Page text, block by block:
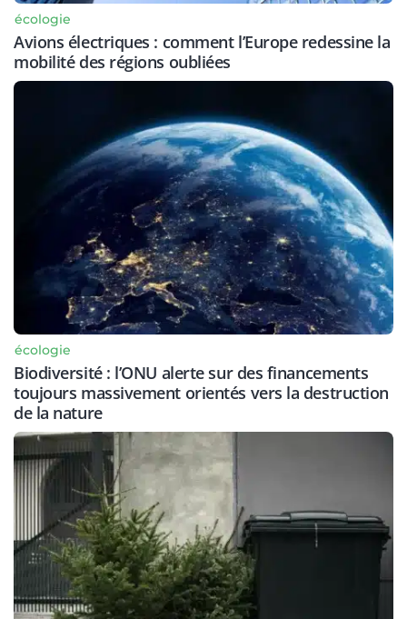
écologie
Avions électriques : comment l’Europe redessine la
mobilité des régions oubliées
écologie
Biodiversité : l’ONU alerte sur des financements
toujours massivement orientés vers la destruction
de la nature